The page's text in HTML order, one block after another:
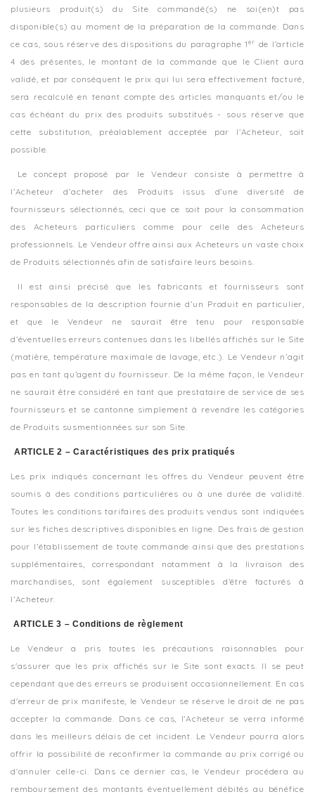
plusieurs produit(s) du Site commandé(s) ne soi(en)t pas
disponible(s) au moment de la préparation de la commande. Dans
ce cas, sous réserve des dispositions du paragraphe 1er de l’article
4 des présentes, le montant de la commande que le Client aura
validé, et par conséquent le prix qui lui sera effectivement facturé,
sera recalculé en tenant compte des articles manquants et/ou le
cas échéant du prix des produits substitués - sous réserve que
cette substitution, préalablement acceptée par l’Acheteur, soit
possible.
Le concept proposé par le Vendeur consiste à permettre à
l’Acheteur d’acheter des Produits issus d’une diversité de
fournisseurs sélectionnés, ceci que ce soit pour la consommation
des Acheteurs particuliers comme pour celle des Acheteurs
professionnels. Le Vendeur offre ainsi aux Acheteurs un vaste choix
de Produits sélectionnés afin de satisfaire leurs besoins.
Il est ainsi précisé que les fabricants et fournisseurs sont
responsables de la description fournie d’un Produit en particulier,
et que le Vendeur ne saurait être tenu pour responsable
d’éventuelles erreurs contenues dans les libellés affichés sur le Site
(matière, température maximale de lavage, etc.). Le Vendeur n’agit
pas en tant qu’agent du fournisseur. De la même façon, le Vendeur
ne saurait être considéré en tant que prestataire de service de ses
fournisseurs et se cantonne simplement à revendre les catégories
de Produits susmentionnées sur son Site.
ARTICLE 2 – Caractéristiques des prix pratiqués
Les prix indiqués concernant les offres du Vendeur peuvent être
soumis à des conditions particulières ou à une durée de validité.
Toutes les conditions tarifaires des produits vendus sont indiquées
sur les fiches descriptives disponibles en ligne. Des frais de gestion
pour l’établissement de toute commande ainsi que des prestations
supplémentaires, correspondant notamment à la livraison des
marchandises, sont également susceptibles d’être facturés à
l’Acheteur.
ARTICLE 3 – Conditions de règlement
Le Vendeur a pris toutes les précautions raisonnables pour
s'assurer que les prix affichés sur le Site sont exacts. Il se peut
cependant que des erreurs se produisent occasionnellement. En cas
d'erreur de prix manifeste, le Vendeur se réserve le droit de ne pas
accepter la commande. Dans ce cas, l’Acheteur se verra informé
dans les meilleurs délais de cet incident. Le Vendeur pourra alors
offrir la possibilité de reconfirmer la commande au prix corrigé ou
d'annuler celle-ci. Dans ce dernier cas, le Vendeur procédera au
remboursement des montants éventuellement débités au bénéfice